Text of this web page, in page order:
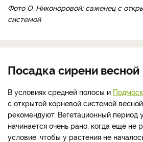
Фото О. Никоноровой: саженец с
системой
Посадка сирени весной
В условиях средней полосы и
с открытой корневой системой
рекомендуют. Вегетационный период
начинается очень рано, когда еще не
условие, чтобы у растения не